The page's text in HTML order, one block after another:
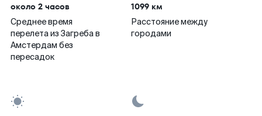
около 2 часов
Среднее время
перелета из Загреба в
Амстердам без
пересадок
1099 км
Расстояние между
городами